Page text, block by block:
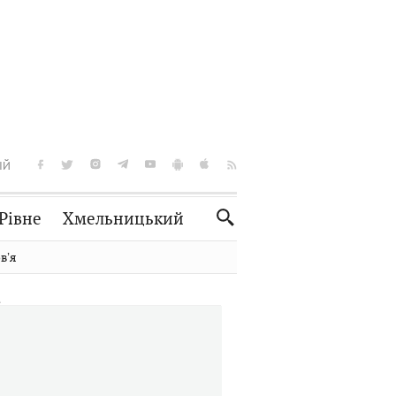
Хмельницький
Словко